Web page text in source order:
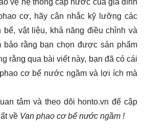
vệ hệ thống cấp nước của gia đình
cơ, hãy cân nhắc kỹ lưỡng các
vật liệu, khả năng điều chỉnh và
rằng bạn chọn được sản phẩm
rằng qua bài viết này, bạn đã có cái
cơ bể nước ngầm và lợi ích mà
tâm và theo dõi honto.vn để cập
về Van phao cơ bể nước ngầm !